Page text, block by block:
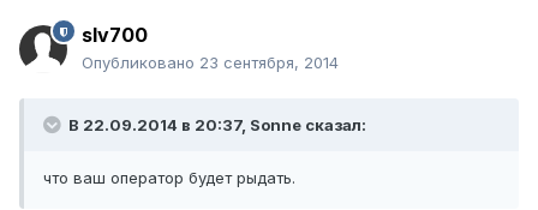
slv700
Опубликовано 23 сентября, 2014
В 22.09.2014 в 20:37, Sonne сказал:
что ваш оператор будет рыдать.